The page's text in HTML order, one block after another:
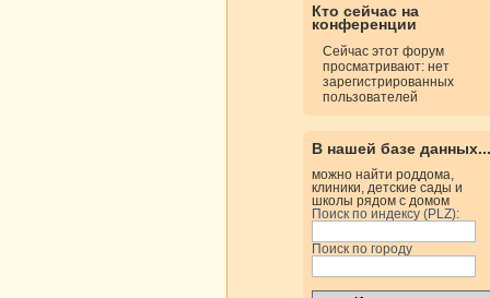
Кто сейчас на
конференции
Сейчас этот форум
просматривают: нет
зарегистрированных
пользователей
В нашей базе данных...
можно найти роддома,
клиники, детские сады и
школы рядом с домом
Поиск по индексу (PLZ):
Поиск по городу